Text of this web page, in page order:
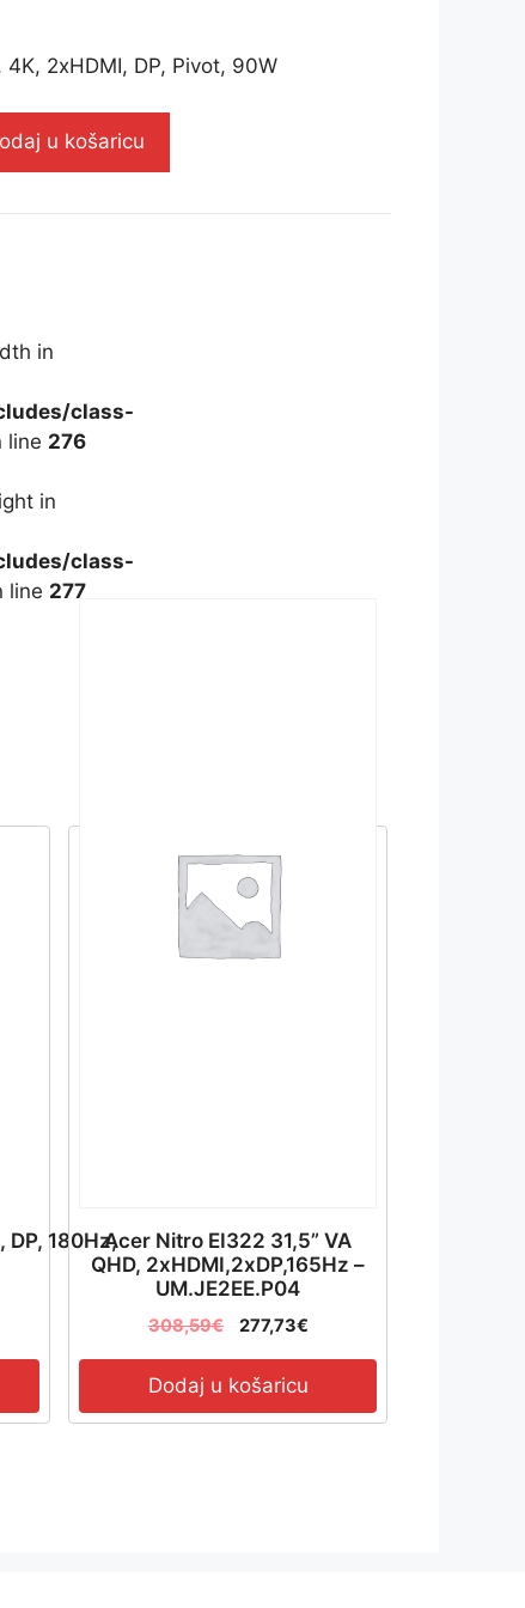
2xHDMI, DP, Pivot, 90W
u košaricu
in
class-
line 276
in
class-
line 277
DP, 180Hz,Acer Nitro EI322 31,5” VA
QHD, 2xHDMI,2xDP,165Hz –
UM.JE2EE.P04
308,59€ 277,73€
Dodaj u košaricu